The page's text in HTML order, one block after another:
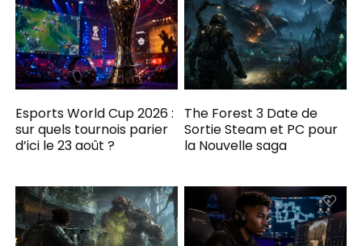
Esports World Cup 2026 :
sur quels tournois parier
d’ici le 23 août ?
The Forest 3 Date de
Sortie Steam et PC pour
la Nouvelle saga